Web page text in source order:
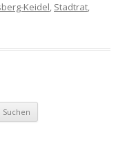
Keidel, Stadtrat,